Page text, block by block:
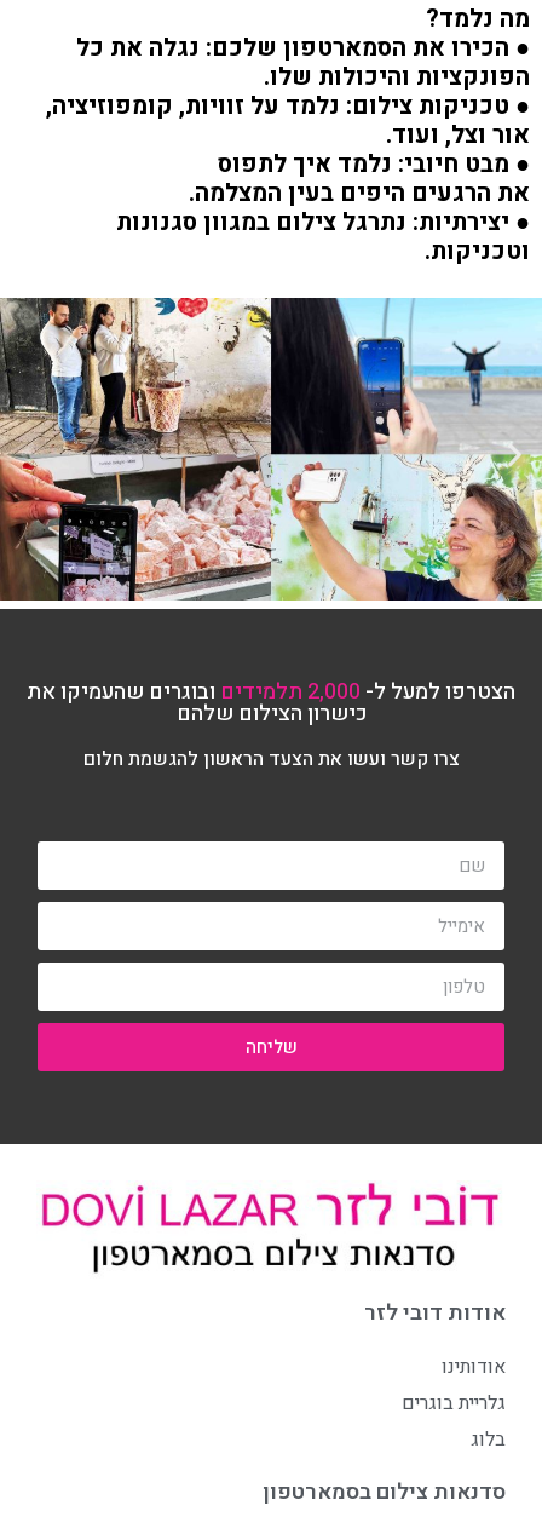
מה נלמד?
● הכירו את הסמארטפון שלכם: נגלה את כל
הפונקציות והיכולות שלו.
● טכניקות צילום: נלמד על זוויות, קומפוזיציה,
אור וצל, ועוד.
● מבט חיובי: נלמד איך לתפוס
את הרגעים היפים בעין המצלמה.
● יצירתיות: נתרגל צילום במגוון סגנונות
וטכניקות.
הצטרפו למעל ל- 2,000 תלמידים ובוגרים שהעמיקו את
כישרון הצילום שלהם
צרו קשר ועשו את הצעד הראשון להגשמת חלום
שליחה
אודות דובי לזר
אודותינו
גלריית בוגרים
בלוג
סדנאות צילום בסמארטפון